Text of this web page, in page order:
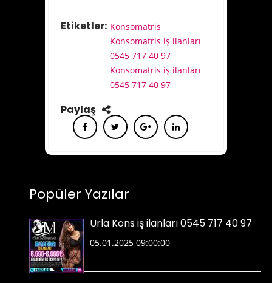
Etiketler: Konsomatris
Konsomatris iş ilanları
0545 717 40 97
Konsomatris iş ilanları
0545 717 40 97
Paylaş
Popüler Yazılar
Urla Kons iş ilanları 0545 717 40 97
05.01.2025 09:00:00